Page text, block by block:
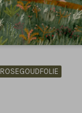
ROSEGOUDFOLIE